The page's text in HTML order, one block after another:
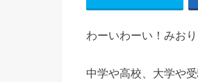
わーいわーい！みおり
中学や高校、大学や